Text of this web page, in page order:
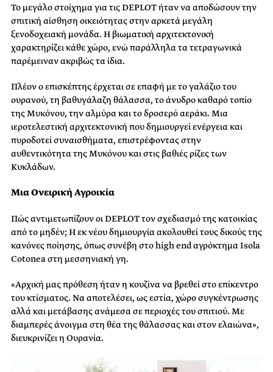
Το μεγάλο στοίχημα για τις DEPLOT ήταν να αποδώσουν την
σπιτική αίσθηση οικειότητας στην αρκετά μεγάλη
ξενοδοχειακή μονάδα. Η βιωματική αρχιτεκτονική
χαρακτηρίζει κάθε χώρο, ενώ παράλληλα τα τετραγωνικά
παρέμειναν ακριβώς τα ίδια.
Πλέον ο επισκέπτης έρχεται σε επαφή με το γαλάζιο του
ουρανού, τη βαθυγάλαζη θάλασσα, το άνυδρο καθαρό τοπίο
της Μυκόνου, την αλμύρα και το δροσερό αεράκι. Μια
ιεροτελεστική αρχιτεκτονική που δημιουργεί ενέργεια και
πυροδοτεί συναισθήματα, επιστρέφοντας στην
αυθεντικότητα της Μυκόνου και στις βαθιές ρίζες των
Κυκλάδων.
Μια Ονειρική Αγροικία
Πώς αντιμετωπίζουν οι DEPLOT τον σχεδιασμό της κατοικίας
από το μηδέν; H εκ νέου δημιουργία ακολουθεί τους δικούς της
κανόνες ποίησης, όπως συνέβη στο high end αγρόκτημα Isola
Cotonea στη μεσσηνιακή γη.
«Αρχική μας πρόθεση ήταν η κουζίνα να βρεθεί στο επίκεντρο
του κτίσματος. Να αποτελέσει, ως εστία, χώρο συγκέντρωσης
αλλά και μετάβασης ανάμεσα σε περιοχές του σπιτιού. Με
διαμπερές άνοιγμα στη θέα της θάλασσας και στον ελαιώνα»,
διευκρινίζει η Ουρανία.